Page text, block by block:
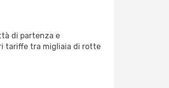
di partenza e
tariffe tra migliaia di rotte